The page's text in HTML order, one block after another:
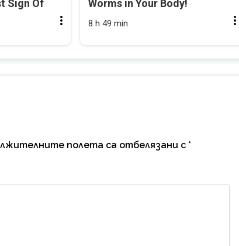
Sign Of
Worms in Your Body!
8 h 49 min
полета са отбелязани с *